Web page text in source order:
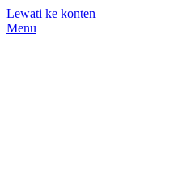
Lewati ke konten
Menu